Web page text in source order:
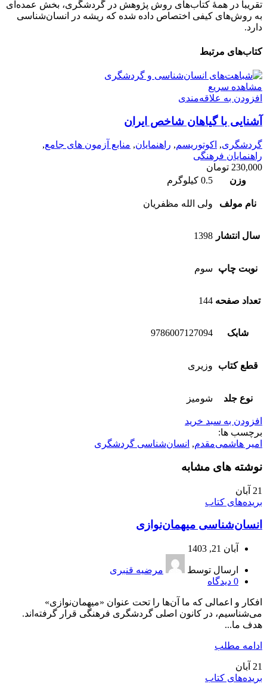
تقریباً در همهٔ کتاب‌های روش پژوهش در گردشگری، بخش عمده‌ای
به روش‌های کیفی اختصاص داده شده که ریشه در انسان‌شناسی
دارد.
کتاب‌های مرتبط
مشاهده سریع
افزودن به علاقه‌مندی
آشنايی با گياهان شاخص ايران
گردشگری, اکوتوریسم, راهنمایان, منابع آزمون های جامع,
راهنمایان فرهنگی
230,000 تومان
وزن
0.5 کیلوگرم
نام مولف ولی الله مظفریان
سال انتشار 1398
نوبت چاپ سوم
تعداد صفحه 144
شابک 9786007127094
قطع کتاب وزیری
نوع جلد شومیز
افزودن به سبد خرید
برچسب ها:
امیر هاشمی‌مقدم, انسان‌شناسی گردشگری
نوشته های مشابه
21 آبان
بریده‌های کتاب
انسان‌شناسی میهمان‌نوازی
آبان 21, 1403
ارسال توسط
مرضیه قنبری
0 دیدگاه
افکار و اعمالی که ما آن‌ها را تحت عنوان «میهمان‌نوازی»
می‌شناسیم، در کانون اصلی گردشگری فرهنگی قرار گرفته‌اند.
هدف ما...
ادامه مطلب
21 آبان
بریده‌های کتاب